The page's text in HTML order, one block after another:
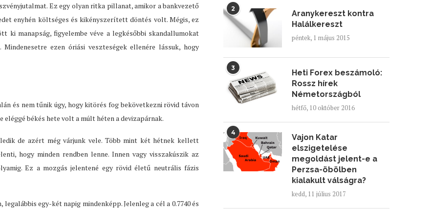
Ez egy olyan ritka pillanat, amikor a bankvezető
enyhén költséges és kikényszerített döntés volt. Mégis, ez
ki manapság, figyelembe véve a legkésőbbi skandallumokat
ezen óriási veszteségek ellenére lássuk, hogy
és nem tűnik úgy, hogy kitörés fog bekövetkezni rövid távon
eléggé békés hete volt a múlt héten a devizapárnak.
de azért még várjunk vele. Több mint két hétnek kellett
hogy minden rendben lenne. Innen vagy visszakúszik az
Ez a mozgás jelentené egy rövid életű neutrális fázis
egy-két napig mindenképp. Jelenleg a cél a 0.7740 és
2
Aranykereszt kontra
Halálkereszt
péntek, 1 május 2015
3
Heti Forex beszámoló:
Rossz hírek
Németországból
hétfő, 10 október 2016
4
Vajon Katar
elszigetelése
megoldást jelent-e a
Perzsa-öbölben
kialakult válságra?
kedd, 11 július 2017